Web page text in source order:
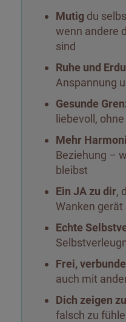
Mutig du
wenn andere
sind
Ruhe und
Anspannung
Gesunde
liebevoll,
Mehr
Beziehung –
bleibst
Ein JA zu dir,
Wanken gerät
Echte
Frei,
auch mit
Dich zeigen
falsch zu